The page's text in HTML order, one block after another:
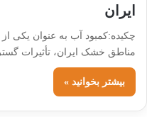
ایران
چکیده:کمبود آب به عنوان یکی
مناطق خشک ایران، تأثیرات
بیشتر بخوانید »